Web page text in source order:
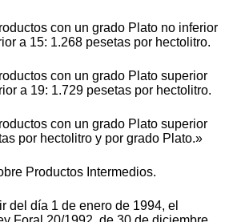
con un grado Plato no inferior
a 15: 1.268 pesetas por hectolitro.
con un grado Plato superior
a 19: 1.729 pesetas por hectolitro.
con un grado Plato superior
por hectolitro y por grado Plato.»
Productos Intermedios.
del día 1 de enero de 1994, el